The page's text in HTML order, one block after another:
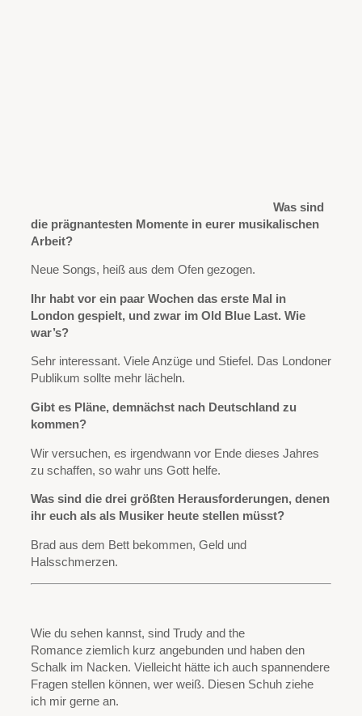
Was sind
die prägnantesten Momente in eurer musikalischen
Arbeit?
Neue Songs, heiß aus dem Ofen gezogen.
Ihr habt vor ein paar Wochen das erste Mal in
London gespielt, und zwar im Old Blue Last. Wie
war’s?
Sehr interessant. Viele Anzüge und Stiefel. Das Londoner
Publikum sollte mehr lächeln.
Gibt es Pläne, demnächst nach Deutschland zu
kommen?
Wir versuchen, es irgendwann vor Ende dieses Jahres
zu schaffen, so wahr uns Gott helfe.
Was sind die drei größten Herausforderungen, denen
ihr euch als als Musiker heute stellen müsst?
Brad aus dem Bett bekommen, Geld und
Halsschmerzen.
Wie du sehen kannst, sind Trudy and the
Romance ziemlich kurz angebunden und haben den
Schalk im Nacken. Vielleicht hätte ich auch spannendere
Fragen stellen können, wer weiß. Diesen Schuh ziehe
ich mir gerne an.